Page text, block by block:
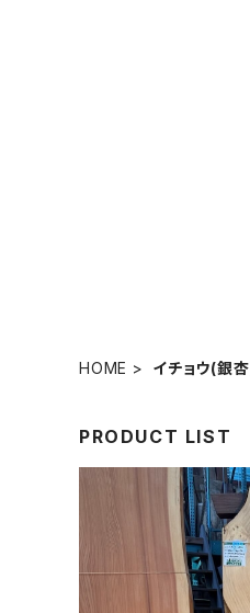
HOME イチョウ(銀
PRODUCT LIST